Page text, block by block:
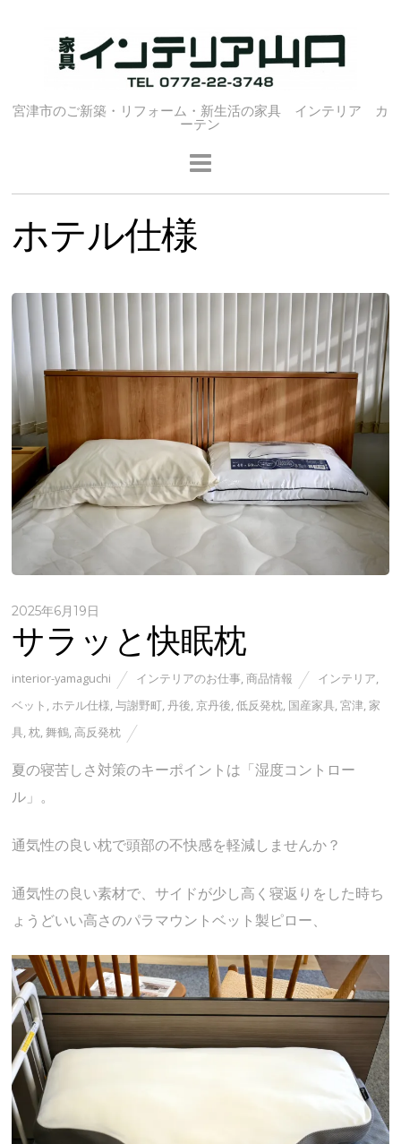
宮津市のご新築・リフォーム・新生活の家具 インテリア カ
ーテン
ホテル仕様
2025年6月19日
サラッと快眠枕
interior-yamaguchi インテリアのお仕事,商品情報 インテリア,
ベット , ホテル仕様,与謝野町,丹後,京丹後,低反発枕, 国産家具,宮津,家
具,枕,舞鶴,高反発枕
夏の寝苦しさ対策のキーポイントは「湿度コントロー
ル」。
通気性の良い枕で頭部の不快感を軽減しませんか？
通気性の良い素材で、サイドが少し高く寝返りをした時ち
ょうどいい高さのパラマウントベット製ピロー、